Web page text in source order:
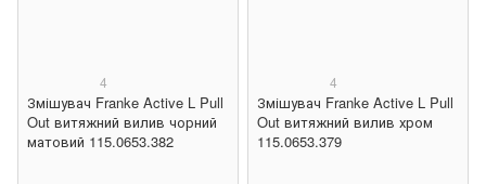
4
Змішувач Franke Active L Pull
Out витяжний вилив чорний
матовий 115.0653.382
4
Змішувач Franke Active L Pull
Out витяжний вилив хром
115.0653.379